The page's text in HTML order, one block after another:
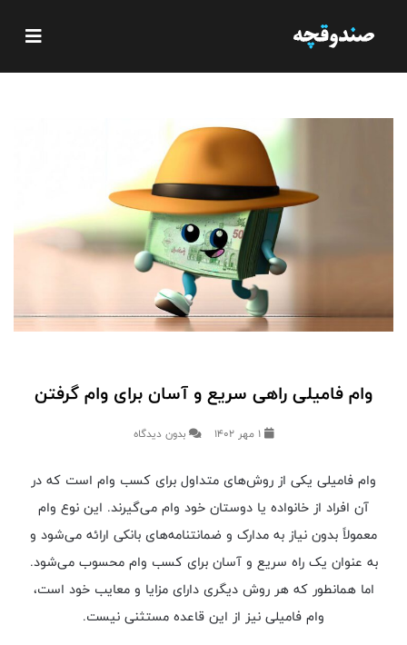
وام فامیلی راهی سریع و آسان برای وام گرفتن
1 مهر 1402 بدون دیدگاه
وام فامیلی یکی از روش‌های متداول برای کسب وام است که در
آن افراد از خانواده یا دوستان خود وام می‌گیرند. این نوع وام
معمولاً بدون نیاز به مدارک و ضمانتنامه‌های بانکی ارائه می‌شود و
به عنوان یک راه سریع و آسان برای کسب وام محسوب می‌شود.
اما همانطور که هر روش دیگری دارای مزایا و معایب خود است،
وام فامیلی نیز از این قاعده مستثنی نیست.